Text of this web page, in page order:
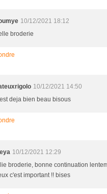
10/12/2021 18:12
broderie
10/12/2021 14:50
deja bien beau bisous
10/12/2021 12:29
broderie, bonne continuation
c'est important !! bises